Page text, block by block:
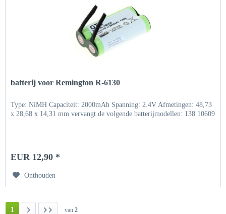
batterij voor Remington R-6130
Type: NiMH Capaciteit: 2000mAh Spanning: 2.4V Afmetingen: 48,73
x 28,68 x 14,31 mm vervangt de volgende batterijmodellen: 138 10609
EUR 12,90 *
Onthouden
1 van 2